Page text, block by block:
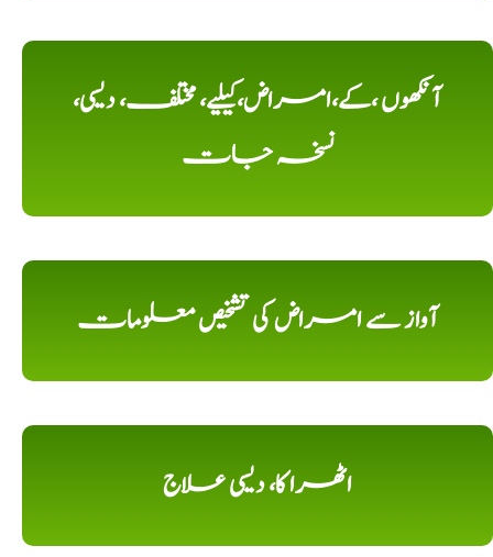
آنکھوں ،کے،امراض،کیلیے، مختلف، دیسی،
نسخہ جات
آواز سے امراض کی تشخیص معلومات
اٹھرا کا، دیسی علاج